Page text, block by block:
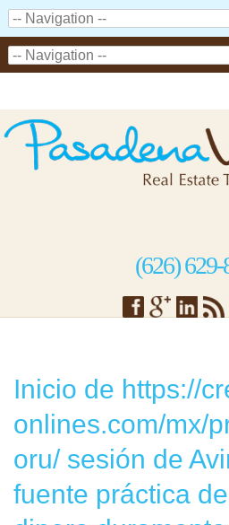
(626)
Inicio de https://
onlines.com/mx/
oru/ sesión de
fuente práctica